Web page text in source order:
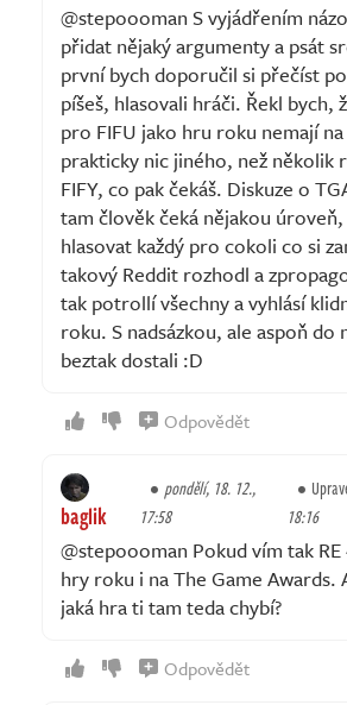
@stepoooman S vyjádřením
přidat nějaký argumenty a psát
první bych doporučil si přečíst
píšeš, hlasovali hráči. Řekl bych,
pro FIFU jako hru roku nemají
prakticky nic jiného, než několik
FIFY, co pak čekáš. Diskuze o
tam člověk čeká nějakou
hlasovat každý pro cokoli co si
takový Reddit rozhodl a
tak potrollí všechny a vyhlásí
roku. S nadsázkou, ale aspoň do
beztak dostali :D
Odpovědět
baglik
pondělí, 18. 12.,
17:58
18:16
@stepoooman Pokud vím tak
hry roku i na The Game Awards.
jaká hra ti tam teda chybí?
Odpovědět